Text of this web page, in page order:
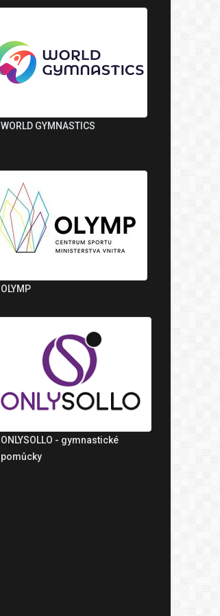
WORLD GYMNASTICS
OLYMP
ONLYSOLLO - gymnastické
pomůcky